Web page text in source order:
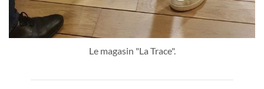
Le magasin "La Trace".